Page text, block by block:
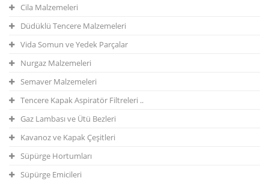
Cila Malzemeleri
Düdüklü Tencere Malzemeleri
Vida Somun ve Yedek Parçalar
Nurgaz Malzemeleri
Semaver Malzemeleri
Tencere Kapak Aspiratör Filtreleri ..
Gaz Lambası ve Ütü Bezleri
Kavanoz ve Kapak Çeşitleri
Süpürge Hortumları
Süpürge Emicileri